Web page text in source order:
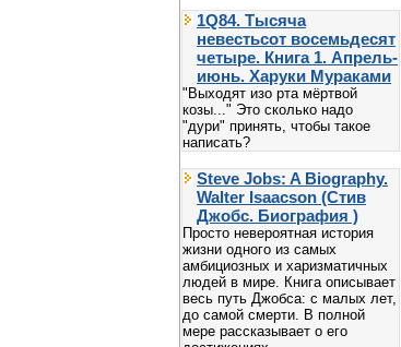
1Q84. Тысяча
невестьсот восемьдесят
четыре. Книга 1. Апрель-
июнь. Харуки Мураками
"Выходят изо рта мёртвой
козы..." Это сколько надо
"дури" принять, чтобы такое
написать?
Steve Jobs: A Biography.
Walter Isaacson (Стив
Джобс. Биография )
Просто невероятная история
жизни одного из самых
амбициозных и харизматичных
людей в мире. Книга описывает
весь путь Джобса: с малых лет,
до самой смерти. В полной
мере рассказывает о его